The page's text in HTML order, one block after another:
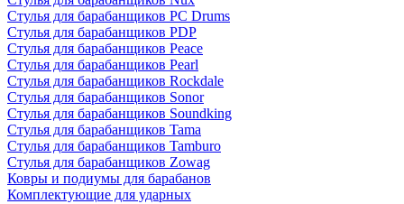
Стулья для барабанщиков PC Drums
Стулья для барабанщиков PDP
Стулья для барабанщиков Peace
Стулья для барабанщиков Pearl
Стулья для барабанщиков Rockdale
Стулья для барабанщиков Sonor
Стулья для барабанщиков Soundking
Стулья для барабанщиков Tama
Стулья для барабанщиков Tamburo
Стулья для барабанщиков Zowag
Ковры и подиумы для барабанов
Комплектующие для ударных